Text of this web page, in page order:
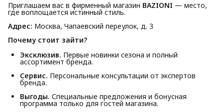
Приглашаем вас в фирменный магазин BAZIONI — место,
где воплощается истинный стиль.
Адрес: Москва, Чапаевский переулок, д. 3
Почему стоит зайти?
Эксклюзив. Первые новинки сезона и полный
ассортимент бренда.
Сервис. Персональные консультации от экспертов
бренда.
Выгоды. Специальные предложения и бонусная
программа только для гостей магазина.